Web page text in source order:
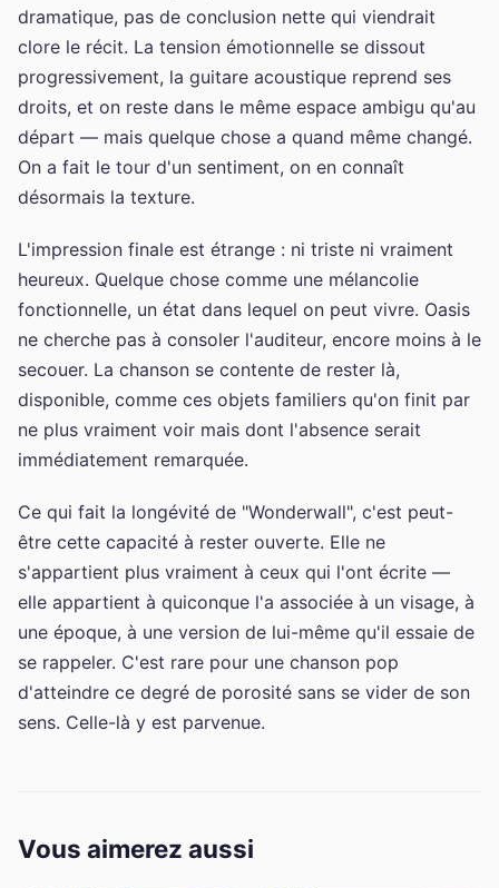
dramatique, pas de conclusion nette qui viendrait
clore le récit. La tension émotionnelle se dissout
progressivement, la guitare acoustique reprend ses
droits, et on reste dans le même espace ambigu qu'au
départ — mais quelque chose a quand même changé.
On a fait le tour d'un sentiment, on en connaît
désormais la texture.
L'impression finale est étrange : ni triste ni vraiment
heureux. Quelque chose comme une mélancolie
fonctionnelle, un état dans lequel on peut vivre. Oasis
ne cherche pas à consoler l'auditeur, encore moins à le
secouer. La chanson se contente de rester là,
disponible, comme ces objets familiers qu'on finit par
ne plus vraiment voir mais dont l'absence serait
immédiatement remarquée.
Ce qui fait la longévité de "Wonderwall", c'est peut-
être cette capacité à rester ouverte. Elle ne
s'appartient plus vraiment à ceux qui l'ont écrite —
elle appartient à quiconque l'a associée à un visage, à
une époque, à une version de lui-même qu'il essaie de
se rappeler. C'est rare pour une chanson pop
d'atteindre ce degré de porosité sans se vider de son
sens. Celle-là y est parvenue.
Vous aimerez aussi